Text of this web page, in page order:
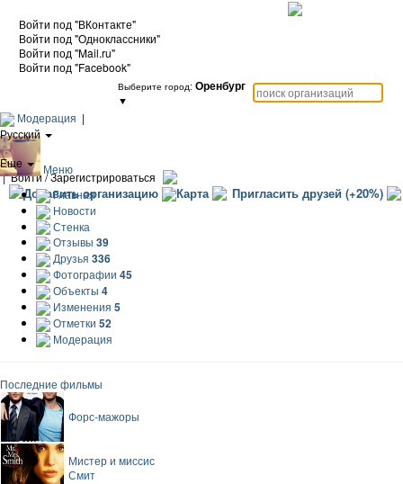
Войти под "ВКонтакте"
Войти под "Одноклассники"
Войти под "Mail.ru"
Войти под "Facebook"
Выберите город: Оренбург
▼
Модерация |
Русский
|
Еще
|Войти / Зарегистрироваться
Добавить организацию Карта Пригласить друзей (+20%)
Меню
Главная
Новости
Стенка
Отзывы 39
Друзья 336
Фотографии 45
Объекты 4
Изменения 5
Отметки 52
Модерация
Последние фильмы
Форс-мажоры
Мистер и миссис
Смит